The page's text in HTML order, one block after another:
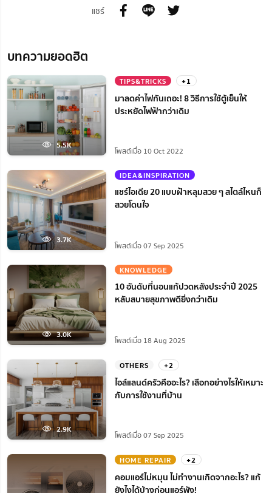
แชร์
บทความยอดฮิต
5.5K
TIPS&TRICKS +1
มาลดค่าไฟกันเถอะ! 8 วิธีการใช้ตู้เย็นให้
ประหยัดไฟฟ้ากว่าเดิม
โพสต์เมื่อ 10 Oct 2022
3.7K
IDEA&INSPIRATION
แชร์ไอเดีย 20 แบบฝ้าหลุมสวย ๆ สไตล์ไหนก็
สวยโดนใจ
โพสต์เมื่อ 07 Sep 2025
3.0K
KNOWLEDGE
10 อันดับที่นอนแก้ปวดหลังประจำปี 2025
หลับสบายสุขภาพดียิ่งกว่าเดิม
โพสต์เมื่อ 18 Aug 2025
2.9K
OTHERS +2
ไอส์แลนด์ครัวคืออะไร? เลือกอย่างไรให้เหมาะ
กับการใช้งานที่บ้าน
โพสต์เมื่อ 07 Sep 2025
HOME REPAIR +2
คอมแอร์ไม่หมุน ไม่ทํางานเกิดจากอะไร? แก้
ยังไงได้บ้างก่อนแอร์พัง!